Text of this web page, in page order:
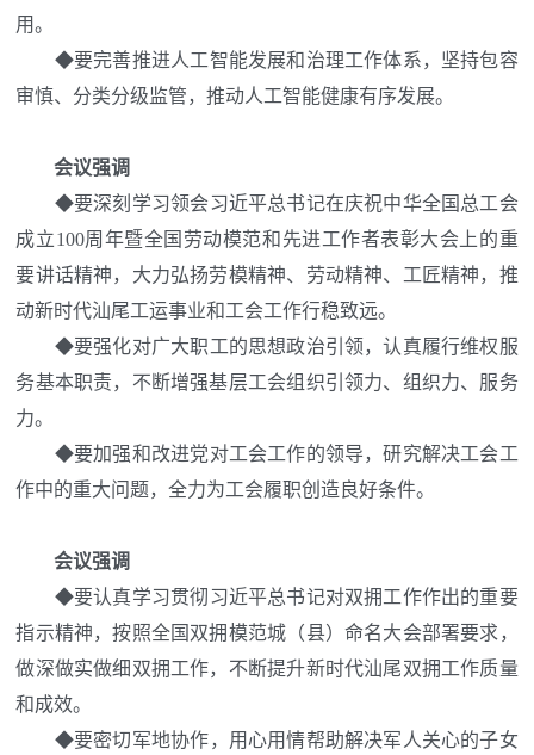
用。
◆要完善推进人工智能发展和治理工作体系，坚持包容
审慎、分类分级监管，推动人工智能健康有序发展。
会议强调
◆要深刻学习领会习近平总书记在庆祝中华全国总工会
成立100周年暨全国劳动模范和先进工作者表彰大会上的重
要讲话精神，大力弘扬劳模精神、劳动精神、工匠精神，推
动新时代汕尾工运事业和工会工作行稳致远。
◆要强化对广大职工的思想政治引领，认真履行维权服
务基本职责，不断增强基层工会组织引领力、组织力、服务
力。
◆要加强和改进党对工会工作的领导，研究解决工会工
作中的重大问题，全力为工会履职创造良好条件。
会议强调
◆要认真学习贯彻习近平总书记对双拥工作作出的重要
指示精神，按照全国双拥模范城（县）命名大会部署要求，
做深做实做细双拥工作，不断提升新时代汕尾双拥工作质量
和成效。
◆要密切军地协作，用心用情帮助解决军人关心的子女